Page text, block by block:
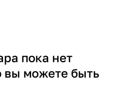
пока нет
вы можете быть